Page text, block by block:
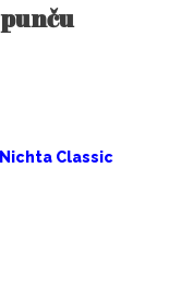
Nichta Classic